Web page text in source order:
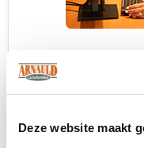
Deze website maakt
Heb je niet
zoekt?
Neem contact
op maat.